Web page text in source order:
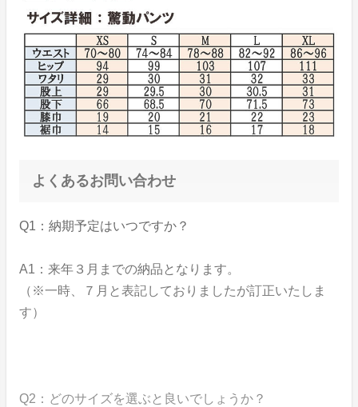
よくあるお問い合わせ
Q1：納期予定はいつですか？
A1：来年３月までの納品となります。
（※一時、７月と表記しておりましたが訂正いたしま
す）
Q2：どのサイズを選ぶと良いでしょうか？